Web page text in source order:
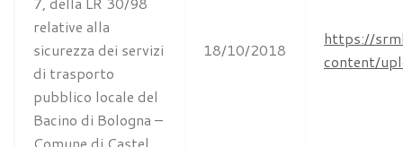
relative alla
sicurezza dei servizi
di trasporto
pubblico locale del
Bacino di Bologna –
18/10/2018
https://
content/